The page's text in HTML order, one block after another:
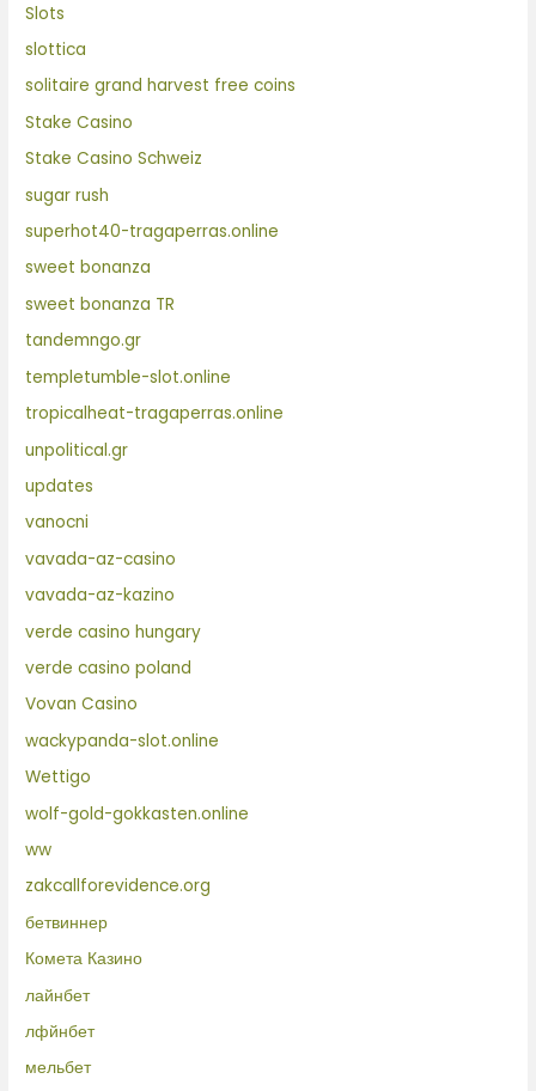
Slots
slottica
solitaire grand harvest free coins
Stake Casino
Stake Casino Schweiz
sugar rush
superhot40-tragaperras.online
sweet bonanza
sweet bonanza TR
tandemngo.gr
templetumble-slot.online
tropicalheat-tragaperras.online
unpolitical.gr
updates
vanocni
vavada-az-casino
vavada-az-kazino
verde casino hungary
verde casino poland
Vovan Casino
wackypanda-slot.online
Wettigo
wolf-gold-gokkasten.online
ww
zakcallforevidence.org
бетвиннер
Комета Казино
лайнбет
лфйнбет
мельбет